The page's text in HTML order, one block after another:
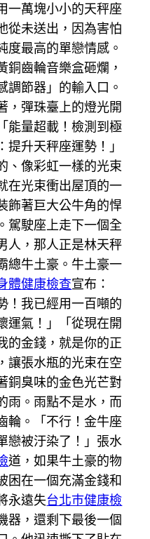
一萬塊小小的天秤座
從未送出，因為害怕
度最高的單戀情感。
銅齒輪音樂盒砸爛，
調節器」的輸入口。
，彈珠臺上的燈光開
能量超載！檢測到極
升天秤座運勢！」
、像彩虹一樣的光束
在光束衝出屋頂的一
飾著巨大公牛角的悍
駕駛座上走下一個全
人，那人正是林天秤
牛土豪。牛土豪一
體健康檢查宣布：
！我已經用一百噸的
運氣！」「從現在開
的金錢，就是你的正
讓張水瓶的光束在空
銅臭味的金色光芒對
雨。雨點不是水，而
輪。「不行！金牛座
戀被汙染了！」張水
道，如果牛土豪的物
困在一個充滿金錢和
永遠失台北巿健康檢
器，還剩下最後一個